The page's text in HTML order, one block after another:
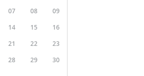
07 08
09
14 15
16
21 22
23
28 29
30